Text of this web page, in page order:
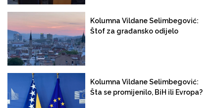
Kolumna Vildane Selimbegović:
Štof za građansko odijelo
Kolumna Vildane Selimbegović:
Šta se promijenilo, BiH ili Evropa?